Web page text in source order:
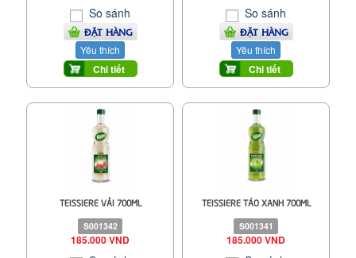
So sánh
ĐẶT HÀNG
Yêu thích
Chi tiết
So sánh
ĐẶT HÀNG
Yêu thích
Chi tiết
TEISSIERE VẢI 700ML
S001342
185.000 VND
TEISSIERE TÁO XANH 700ML
S001341
185.000 VND